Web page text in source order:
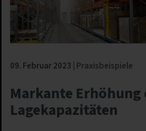
09. Februar 2023 Praxisbeispiele
Markante Erhöhung
Lagekapazitäten